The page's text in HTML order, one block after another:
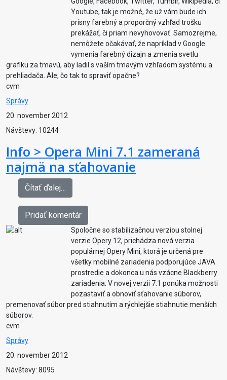
Youtube, tak je možné, že už vám bude ich
prísny farebný a proporčný vzhľad trošku
prekážať, či priam nevyhovovať. Samozrejme,
nemôžete očakávať, že napríklad v Google
vymenia farebný dizajn a zmenia svetlu
grafiku za tmavú, aby ladil s vaším tmavým vzhľadom systému a
prehliadača. Ale, čo tak to spraviť opačne?
cvm
Správy
20. november 2012
Návštevy: 10244
Info > Opera Mini 7.1 zameraná
najmä na sťahovanie
Čítať ďalej…
Pridať komentár
Spoločne so stabilizačnou verziou stolnej
verzie Opery 12, prichádza nová verzia
populárnej Opery Mini, ktorá je určená pre
všetky mobilné zariadenia podporujúce JAVA
prostredie a dokonca u nás vzácne Blackberry
zariadenia. V novej verzii 7.1 ponúka možnosti
pozastaviť a obnoviť sťahovanie súborov,
premenovať súbor pred stiahnutím a rýchlejšie stiahnutie menších
súborov.
cvm
Správy
20. november 2012
Návštevy: 8095